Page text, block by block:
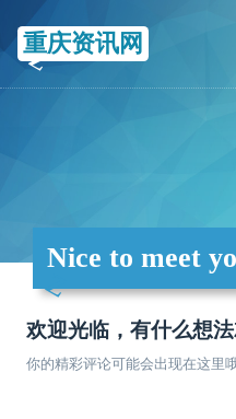
重庆资讯网
Nice to meet
欢迎光临，有什么想
你的精彩评论可能会出现在这里哦